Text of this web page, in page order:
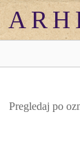
Pregledaj po